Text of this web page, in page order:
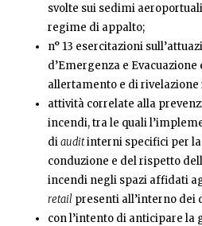
svolte sui sedimi
regime di appalto;
n° 13 esercitazioni
d’Emergenza e
allertamento e di rivelazione
attività correlate alla
incendi, tra le quali
diauditinterni specifici per
conduzione e del rispetto
incendi negli spazi affidati
retail presenti all’interno dei
con l’intento di anticipare la